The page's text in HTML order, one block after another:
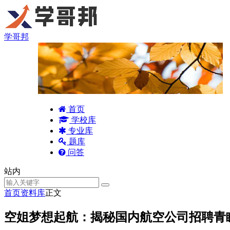
学哥邦
首页
学校库
专业库
题库
问答
站内
首页资料库正文
空姐梦想起航：揭秘国内航空公司招聘青